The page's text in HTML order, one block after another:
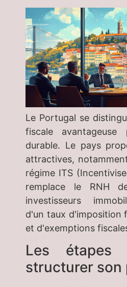
Le Portugal se
fiscale avantageuse
durable. Le pays
attractives,
régime ITS
remplace le RNH
investisseurs
d'un taux d'imposition
et d'exemptions
Les étapes
structurer son